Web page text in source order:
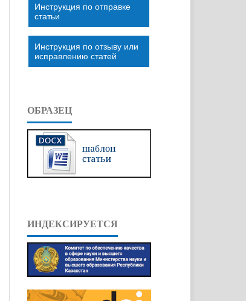
Инструкция по отправке
статьи
Инструкция по отзыву или
исправлению статей
ОБРАЗЕЦ
ИНДЕКСИРУЕТСЯ